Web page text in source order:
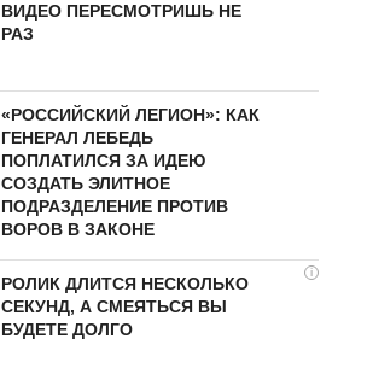
ВИДЕО ПЕРЕСМОТРИШЬ НЕ
РАЗ
«РОССИЙСКИЙ ЛЕГИОН»: КАК
ГЕНЕРАЛ ЛЕБЕДЬ
ПОПЛАТИЛСЯ ЗА ИДЕЮ
СОЗДАТЬ ЭЛИТНОЕ
ПОДРАЗДЕЛЕНИЕ ПРОТИВ
ВОРОВ В ЗАКОНЕ
i
РОЛИК ДЛИТСЯ НЕСКОЛЬКО
СЕКУНД, А СМЕЯТЬСЯ ВЫ
БУДЕТЕ ДОЛГО